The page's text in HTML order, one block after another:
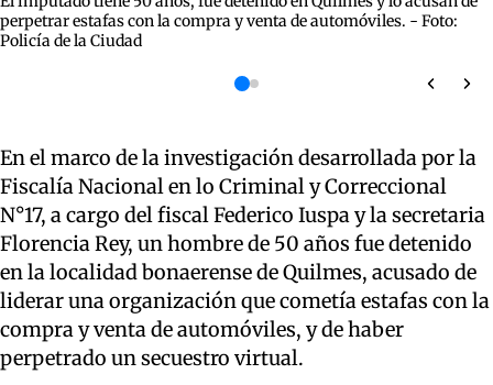
perpetrar estafas con la compra y venta de automóviles. - Foto:
Policía de la Ciudad
En el marco de la investigación desarrollada por la
Fiscalía Nacional en lo Criminal y Correccional
N°17, a cargo del fiscal Federico Iuspa y la secretaria
Florencia Rey, un hombre de 50 años fue detenido
en la localidad bonaerense de Quilmes, acusado de
liderar una organización que cometía estafas con la
compra y venta de automóviles, y de haber
perpetrado un secuestro virtual.